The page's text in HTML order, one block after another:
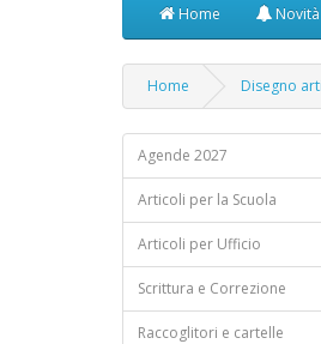
Home Novità
Home Disegno
Agende 2027
Articoli per la Scuola
Articoli per Ufficio
Scrittura e Correzione
Raccoglitori e cartelle